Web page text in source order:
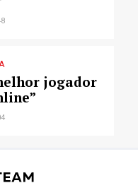
jogador